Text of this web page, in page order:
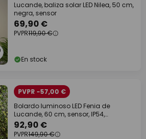
Lucande, baliza solar LED Nilea, 50 cm,
negra, sensor
69,90 €
PVPR119,90 €
En stock
PVPR -57,00 €
Bolardo luminoso LED Fenia de
Lucande, 60 cm, sensor, IP54,
antracita
92,90 €
PVPR149,90 €